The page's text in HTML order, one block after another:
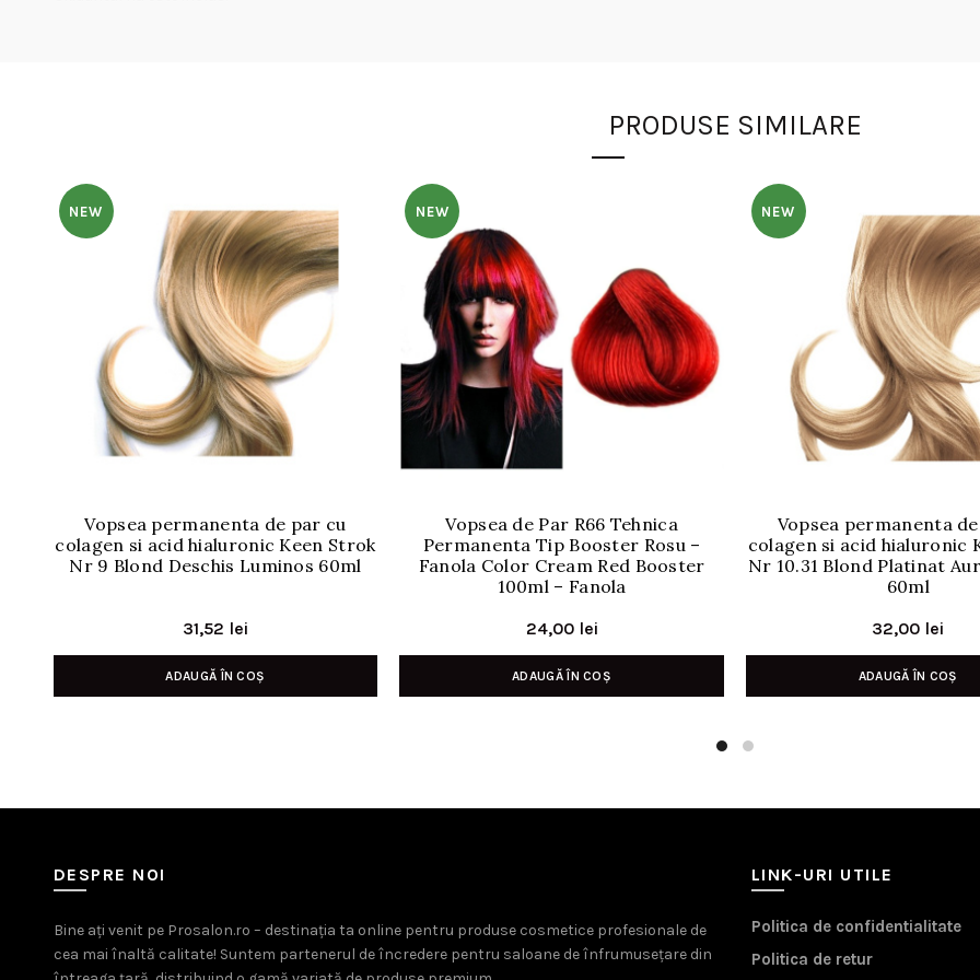
PRODUSE SIMILARE
NEW
Vopsea permanenta de par cu
colagen si acid hialuronic Keen Strok
Nr 9 Blond Deschis Luminos 60ml
31,52 lei
ADAUGĂ ÎN COȘ
NEW
Vopsea de Par R66 Tehnica
Permanenta Tip Booster Rosu –
Fanola Color Cream Red Booster
100ml – Fanola
24,00 lei
ADAUGĂ ÎN COȘ
NEW
Vopsea permanenta
colagen si acid hialuronic
Nr 10.31 Blond Platinat
60ml
32,00 lei
ADAUGĂ ÎN COȘ
DESPRE NOI
Bine ați venit pe Prosalon.ro – destinația ta online pentru produse cosmetice profesionale de
cea mai înaltă calitate! Suntem partenerul de încredere pentru saloane de înfrumusețare din
LINK-URI UTILE
Politica de confidentialitate
Politica de retur